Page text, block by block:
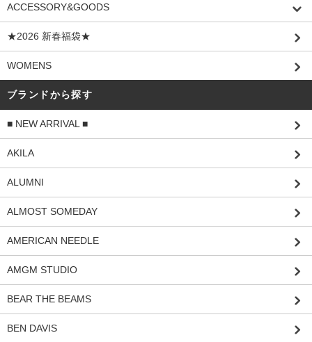
ACCESSORY&GOODS
★2026 新春福袋★
WOMENS
ブランドから探す
■ NEW ARRIVAL ■
AKILA
ALUMNI
ALMOST SOMEDAY
AMERICAN NEEDLE
AMGM STUDIO
BEAR THE BEAMS
BEN DAVIS